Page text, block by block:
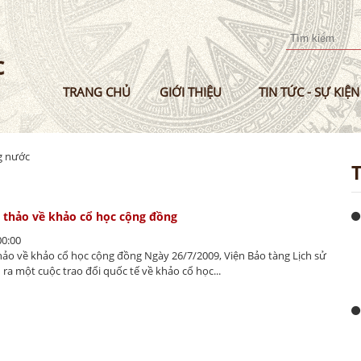
Nhảy
đến
nội
dung
TRANG CHỦ GIỚI THIỆU TIN TỨC - SỰ KIỆN
nước
về khảo cổ học cộng đồng
về khảo cổ học cộng đồng Ngày 26/7/2009, Viện Bảo tàng Lịch sử
ra một cuộc trao đổi quốc tế về khảo cổ học...